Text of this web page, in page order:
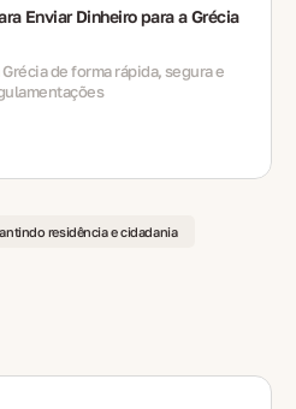
Enviar Dinheiro para a Grécia
de forma rápida, segura e
residência e cidadania